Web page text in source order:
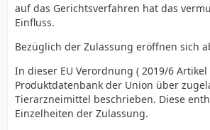
auf das Gerichtsverfahren hat das
Einfluss.
Bezüglich der Zulassung eröffnen sich
In dieser EU Verordnung ( 2019/6
Produktdatenbank der Union über
Tierarzneimittel beschrieben. Diese
Einzelheiten der Zulassung.